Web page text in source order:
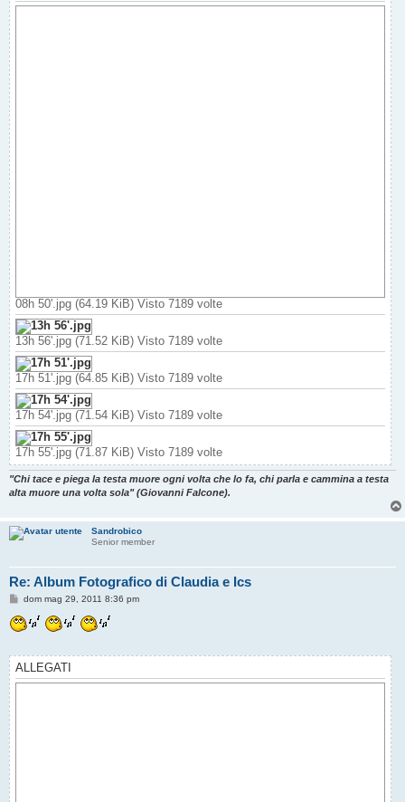
o
08h 50'.jpg (64.19 KiB) Visto 7189 volte
13h 56'.jpg (71.52 KiB) Visto 7189 volte
17h 51'.jpg (64.85 KiB) Visto 7189 volte
17h 54'.jpg (71.54 KiB) Visto 7189 volte
17h 55'.jpg (71.87 KiB) Visto 7189 volte
"Chi tace e piega la testa muore ogni volta che lo fa, chi parla e cammina a testa
alta muore una volta sola" (Giovanni Falcone).
Sandrobico
Senior member
Re: Album Fotografico di Claudia e Ics
M
s
s
g
o
dom mag 29, 2011 8:36 pm
ALLEGATI